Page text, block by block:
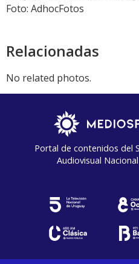
Foto: AdhocFotos
Relacionadas
No related photos.
Portal de contenidos del
Audiovisual